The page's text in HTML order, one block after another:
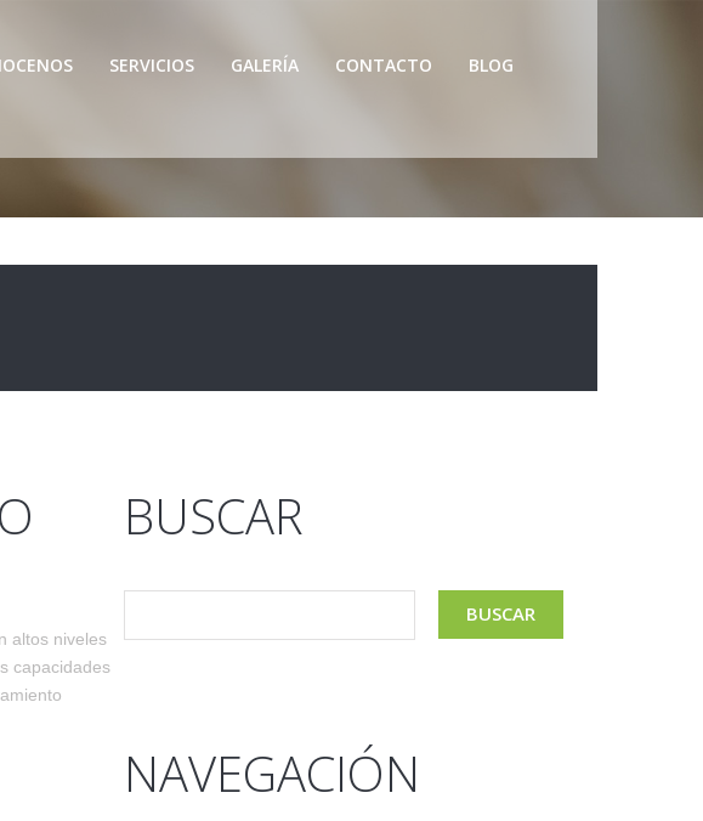
SERVICIOS GALERÍA CONTACTO BLOG
altos niveles
capacidades
BUSCAR
NAVEGACIÓN